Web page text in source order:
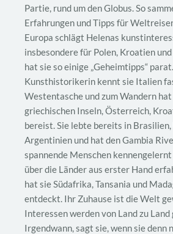
Partie, rund um den Globus. So
Erfahrungen und Tipps für
Europa schlägt Helenas
insbesondere für Polen, Kroatien
hat sie so einige „Geheimtipps“
Kunsthistorikerin kennt sie Italien
Westentasche und zum Wandern
griechischen Inseln, Österreich,
bereist. Sie lebte bereits in Brasilien,
Argentinien und hat den Gambia
spannende Menschen kennengelernt
über die Länder aus erster Hand
hat sie Südafrika, Tansania und
entdeckt. Ihr Zuhause ist die Welt
Interessen werden von Land zu
Irgendwann, sagt sie, wenn sie denn